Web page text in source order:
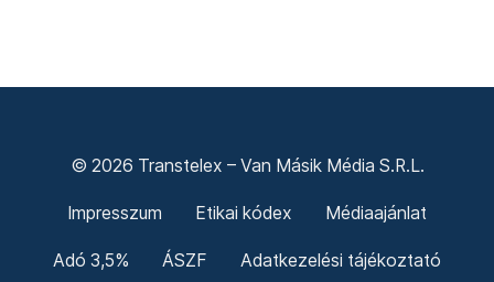
© 2026 Transtelex – Van Másik Média S.R.L.
Impresszum Etikai kódex Médiaajánlat
Adó 3,5% ÁSZF Adatkezelési tájékoztató